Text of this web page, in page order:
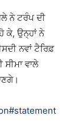
ਨੇ ਟਰੰਪ ਦੀ
ਕੇ, ਉਨ੍ਹਾਂ ਨੇ
ਨਵਾਂ ਟੈਰਿਫ਼
ਵਾਲੇ
#statement